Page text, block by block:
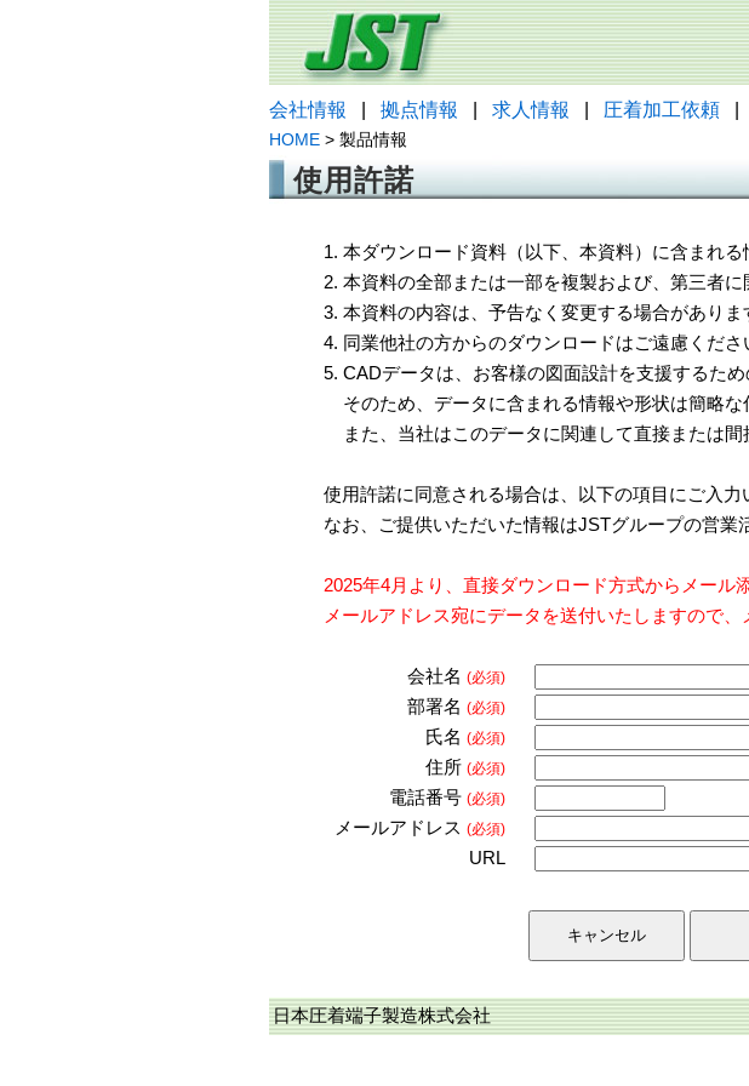
会社情報 拠点情報 求人情報 圧着加工依頼
HOME > 製品情報
使用許諾
1. 本ダウンロード資料（以下、本資料）に含まれる
2. 本資料の全部または一部を複製および、第三者に
3. 本資料の内容は、予告なく変更する場合がありま
4. 同業他社の方からのダウンロードはご遠慮くださ
5. CADデータは、お客様の図面設計を支援するため
そのため、データに含まれる情報や形状は簡略な
また、当社はこのデータに関連して直接または間
使用許諾に同意される場合は、以下の項目にご入力
なお、ご提供いただいた情報はJSTグループの営業
2025年4月より、直接ダウンロード方式からメール
メールアドレス宛にデータを送付いたしますので
会社名 (必須)
部署名 (必須)
氏名 (必須)
住所 (必須)
電話番号 (必須)
メールアドレス (必須)
URL
日本圧着端子製造株式会社